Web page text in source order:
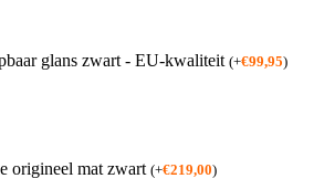
glans zwart - EU-kwaliteit (+€99,95)
origineel mat zwart (+€219,00)